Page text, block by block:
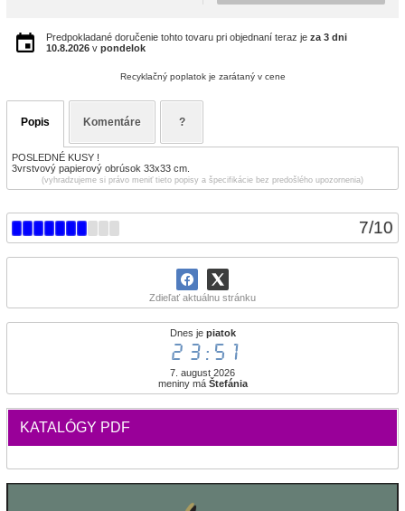
7/10
Zdieľať aktuálnu stránku
Dnes je piatok
23:51
7. august 2026
meniny má Štefánia
KATALÓGY PDF
Predpokladané doručenie tohto tovaru pri objednaní teraz je za 3 dni
10.8.2026 v pondelok
Recyklačný poplatok je zarátaný v cene
Popis Komentáre ?
POSLEDNÉ KUSY !
3vrstvový papierový obrúsok 33x33 cm.
(vyhradzujeme si právo meniť tieto popisy a špecifikácie bez predošlého upozornenia)